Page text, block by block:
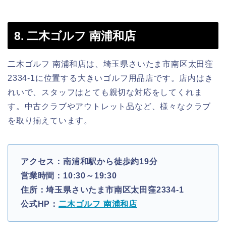
8. 二木ゴルフ 南浦和店
二木ゴルフ 南浦和店は、埼玉県さいたま市南区太田窪
2334-1に位置する大きいゴルフ用品店です。店内はき
れいで、スタッフはとても親切な対応をしてくれま
す。中古クラブやアウトレット品など、様々なクラブ
を取り揃えています。
アクセス：南浦和駅から徒歩約19分
営業時間：10:30～19:30
住所：埼玉県さいたま市南区太田窪2334-1
公式HP： 二木ゴルフ 南浦和店